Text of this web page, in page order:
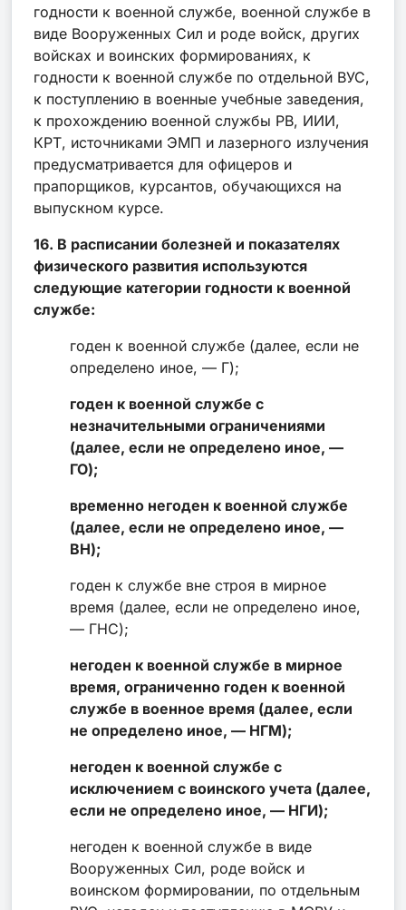
годности к военной службе, военной службе в
виде Вооруженных Сил и роде войск, других
войсках и воинских формированиях, к
годности к военной службе по отдельной ВУС,
к поступлению в военные учебные заведения,
к прохождению военной службы РВ, ИИИ,
КРТ, источниками ЭМП и лазерного излучения
предусматривается для офицеров и
прапорщиков, курсантов, обучающихся на
выпускном курсе.
16. В расписании болезней и показателях
физического развития используются
следующие категории годности к военной
службе:
годен к военной службе (далее, если не
определено иное, — Г);
годен к военной службе с
незначительными ограничениями
(далее, если не определено иное, —
ГО);
временно негоден к военной службе
(далее, если не определено иное, —
ВН);
годен к службе вне строя в мирное
время (далее, если не определено иное,
— ГНС);
негоден к военной службе в мирное
время, ограниченно годен к военной
службе в военное время (далее, если
не определено иное, — НГМ);
негоден к военной службе с
исключением с воинского учета (далее,
если не определено иное, — НГИ);
негоден к военной службе в виде
Вооруженных Сил, роде войск и
воинском формировании, по отдельным